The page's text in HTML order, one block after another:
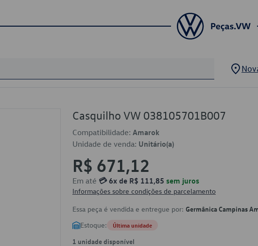
Casquilho VW 038105701B007
Compatibilidade: Amarok
Unidade de venda: Unitário(a)
R$ 671,12
Em até 💳 6x de R$ 111,85 sem juros
Informações sobre condições de parcelamento
Essa peça é vendida e entregue por: Germânica Campinas
Estoque: Última unidade
1 unidade disponível